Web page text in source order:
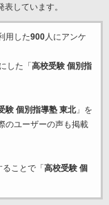
しています。
用した900人にアンケ
した「 高校受験 個別指
験 個別指導塾 東北」を
のユーザーの声も掲載
ことで「 高校受験 個